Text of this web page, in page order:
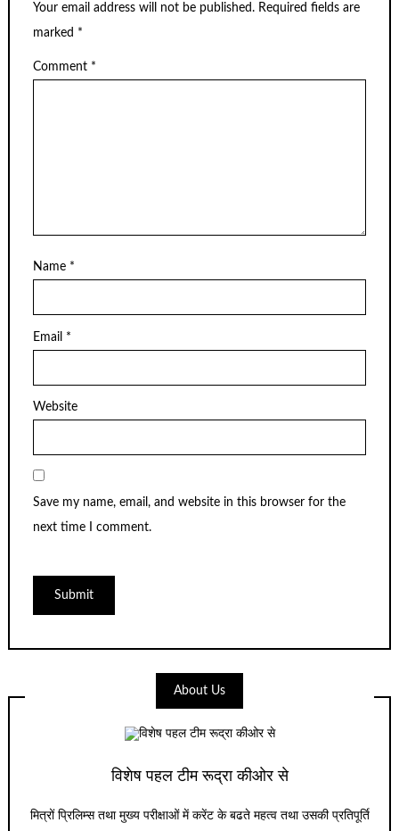
Your email address will not be published. Required fields are
marked *
Comment *
Name *
Email *
Website
Save my name, email, and website in this browser for the
next time I comment.
About Us
विशेष पहल टीम रूद्रा कीओर से
मित्रों प्रिलिम्स तथा मुख्य परीक्षाओं में करेंट के बढते महत्व तथा उसकी प्रतिपूर्ति